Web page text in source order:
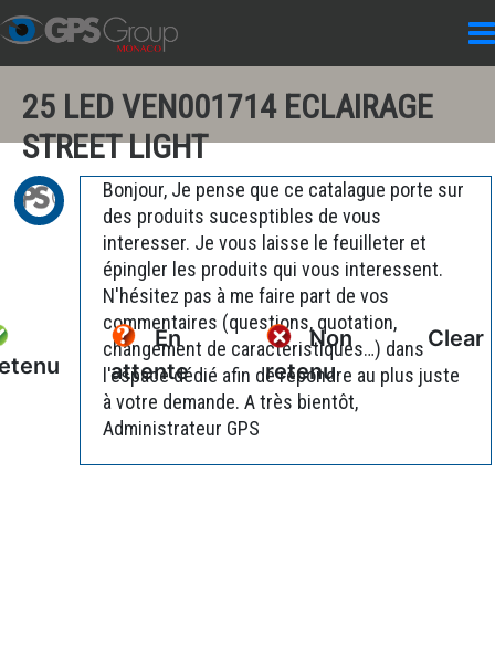
25 LED VEN001714 ECLAIRAGE
STREET LIGHT
En
attente
Non
retenu
Clear
Bonjour, Je pense que ce catalague porte sur
des produits sucesptibles de vous
interesser. Je vous laisse le feuilleter et
épingler les produits qui vous interessent.
N'hésitez pas à me faire part de vos
commentaires (questions, quotation,
changement de caractéristiques…) dans
l'espace dédié afin de répondre au plus juste
à votre demande. A très bientôt,
Administrateur GPS